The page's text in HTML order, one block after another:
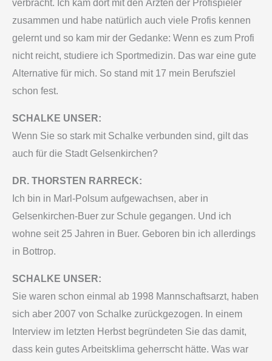
verbracht. Ich kam dort mit den Ärzten der Profispieler
zusammen und habe natürlich auch viele Profis kennen
gelernt und so kam mir der Gedanke: Wenn es zum Profi
nicht reicht, studiere ich Sportmedizin. Das war eine gute
Alternative für mich. So stand mit 17 mein Berufsziel
schon fest.
SCHALKE UNSER:
Wenn Sie so stark mit Schalke verbunden sind, gilt das
auch für die Stadt Gelsenkirchen?
DR. THORSTEN RARRECK:
Ich bin in Marl-Polsum aufgewachsen, aber in
Gelsenkirchen-Buer zur Schule gegangen. Und ich
wohne seit 25 Jahren in Buer. Geboren bin ich allerdings
in Bottrop.
SCHALKE UNSER:
Sie waren schon einmal ab 1998 Mannschaftsarzt, haben
sich aber 2007 von Schalke zurückgezogen. In einem
Interview im letzten Herbst begründeten Sie das damit,
dass kein gutes Arbeitsklima geherrscht hätte. Was war